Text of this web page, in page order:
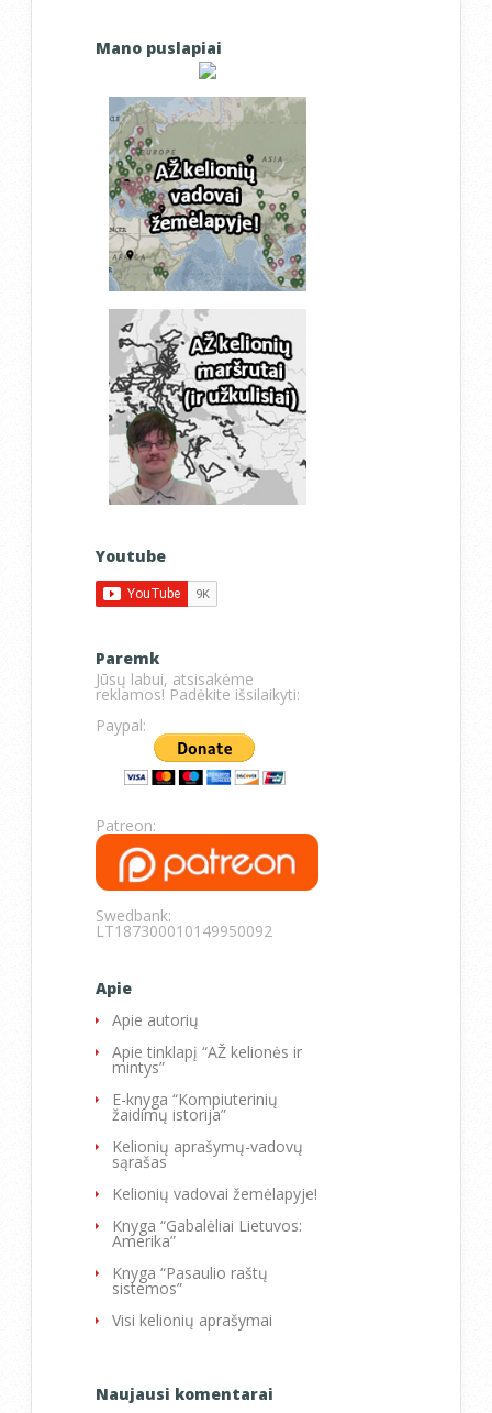
Mano puslapiai
Youtube
Paremk
Jūsų labui, atsisakėme
reklamos! Padėkite išsilaikyti:
Paypal:
Patreon:
Swedbank:
LT187300010149950092
Apie
Apie autorių
Apie tinklapį “AŽ kelionės ir
mintys”
E-knyga “Kompiuterinių
žaidimų istorija”
Kelionių aprašymų-vadovų
sąrašas
Kelionių vadovai žemėlapyje!
Knyga “Gabalėliai Lietuvos:
Amerika”
Knyga “Pasaulio raštų
sistemos”
Visi kelionių aprašymai
Naujausi komentarai